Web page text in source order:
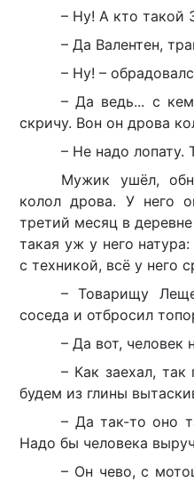
– Ну! А кто такой
– Да Валентен,
– Ну! –
– Да ведь... с
скричу. Вон он дрова
– Не надо лопату.
Мужик ушёл,
колол дрова. У него
третий месяц в
такая уж у него
с техникой, всё у него
– Товарищу
соседа и отбросил
– Да вот, человек
– Как заехал,
будем из глины
– Да так-то оно
Надо бы человека
– Он чево, с